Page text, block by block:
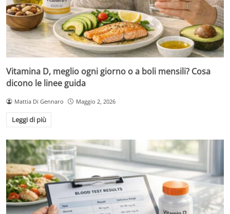
Vitamina D, meglio ogni giorno o a boli mensili? Cosa
dicono le linee guida
Mattia Di Gennaro Maggio 2, 2026
Leggi di più